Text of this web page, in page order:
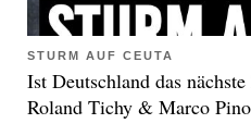
STURM AUF CEUTA
Ist Deutschland das
Roland Tichy & Marco Pino